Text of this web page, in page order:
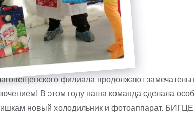
филиала продолжают
В этом году наша команда сделала
новый холодильник и фотоаппарат.